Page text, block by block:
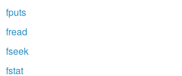
fputs
fread
fseek
fstat